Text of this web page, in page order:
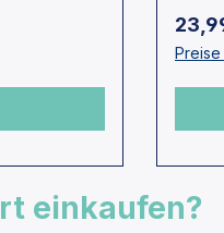
Produkt
sein.
einen
den
Anti-
in
Preise
einkaufen?